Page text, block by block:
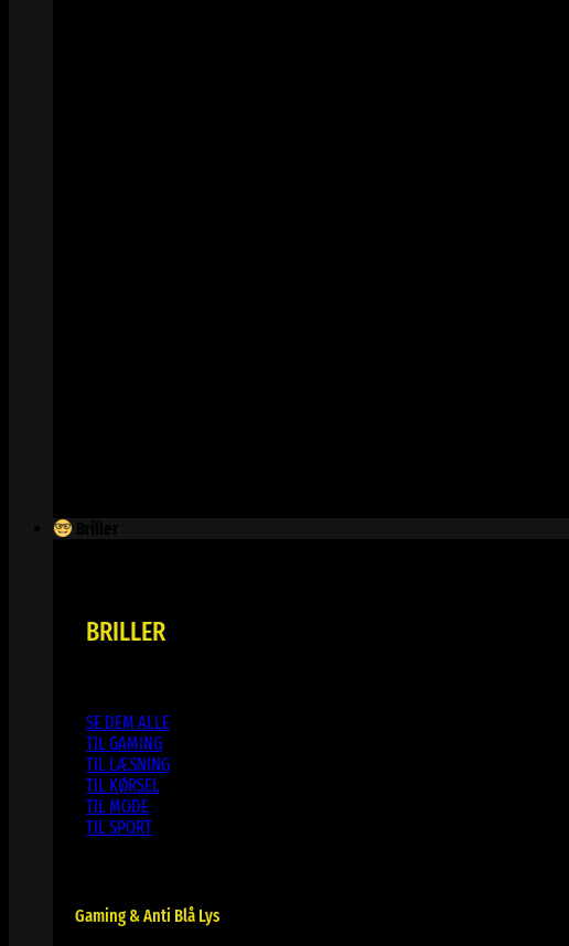
BRILLER
SE DEM ALLE
TIL GAMING
TIL LÆSNING
TIL KØRSEL
TIL MODE
TIL SPORT
Gaming & Anti Blå Lys